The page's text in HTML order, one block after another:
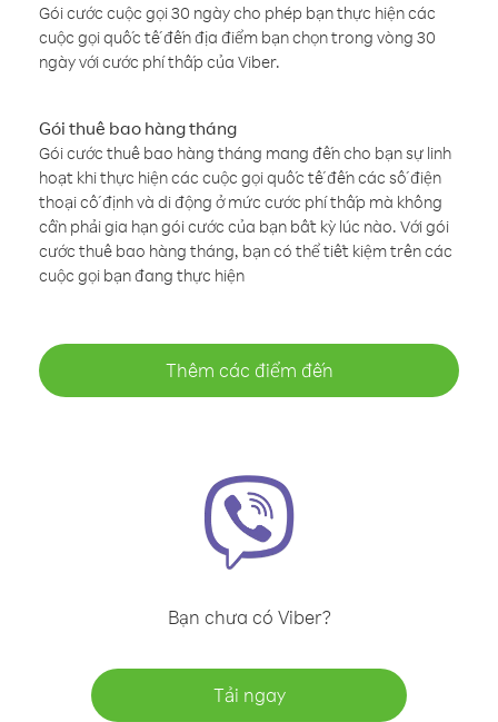
Gói cước cuộc gọi 30 ngày cho phép bạn thực hiện các
cuộc gọi quốc tế đến địa điểm bạn chọn trong vòng 30
ngày với cước phí thấp của Viber.
Gói thuê bao hàng tháng
Gói cước thuê bao hàng tháng mang đến cho bạn sự linh
hoạt khi thực hiện các cuộc gọi quốc tế đến các số điện
thoại cố định và di động ở mức cước phí thấp mà không
cần phải gia hạn gói cước của bạn bất kỳ lúc nào. Với gói
cước thuê bao hàng tháng, bạn có thể tiết kiệm trên các
cuộc gọi bạn đang thực hiện
Thêm các điểm đến
Bạn chưa có Viber?
Tải ngay